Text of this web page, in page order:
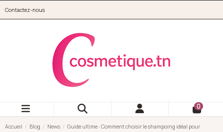
Contactez-nous
0
Accueil Blog News
Guide ultime : Comment choisir le shampoing idéal pour